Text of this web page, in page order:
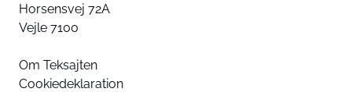
Horsensvej 72A
Vejle 7100
Om Teksajten
Cookiedeklaration